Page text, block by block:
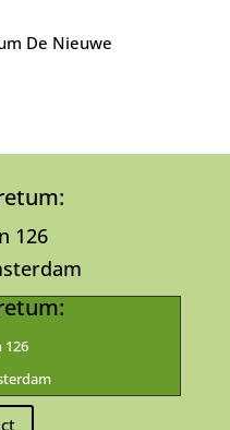
De Nieuwe
126
126